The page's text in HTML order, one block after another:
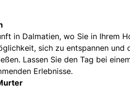
in Dalmatien, wo Sie in Ihrem
sich zu entspannen und
Lassen Sie den Tag bei
Erlebnisse.